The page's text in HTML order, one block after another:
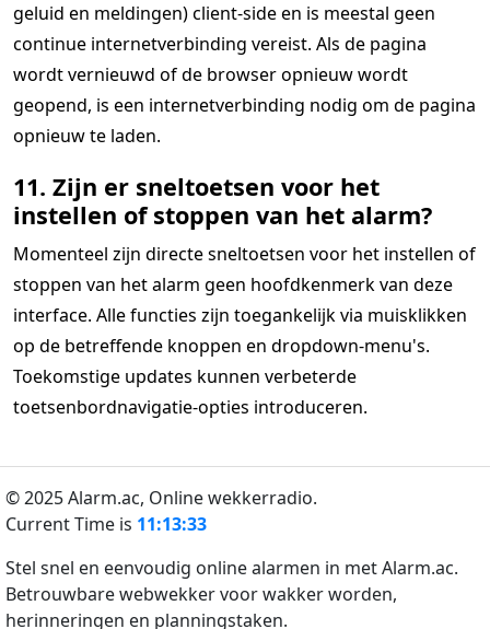
geluid en meldingen) client-side en is meestal geen
continue internetverbinding vereist. Als de pagina
wordt vernieuwd of de browser opnieuw wordt
geopend, is een internetverbinding nodig om de pagina
opnieuw te laden.
11. Zijn er sneltoetsen voor het
instellen of stoppen van het alarm?
Momenteel zijn directe sneltoetsen voor het instellen of
stoppen van het alarm geen hoofdkenmerk van deze
interface. Alle functies zijn toegankelijk via muisklikken
op de betreffende knoppen en dropdown-menu's.
Toekomstige updates kunnen verbeterde
toetsenbordnavigatie-opties introduceren.
© 2025 Alarm.ac, Online wekkerradio.
Current Time is 11:13:33
Stel snel en eenvoudig online alarmen in met Alarm.ac.
Betrouwbare webwekker voor wakker worden,
herinneringen en planningstaken.